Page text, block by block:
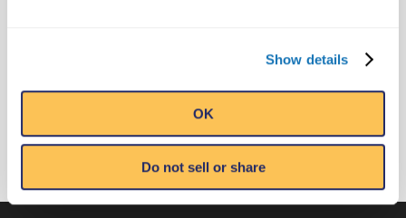
Show details
OK
Do not sell or share